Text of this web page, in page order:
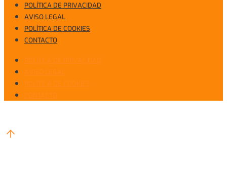
POLÍTICA DE PRIVACIDAD
AVISO LEGAL
POLÍTICA DE COOKIES
CONTACTO
POLÍTICA DE PRIVACIDAD
AVISO LEGAL
POLÍTICA DE COOKIES
CONTACTO